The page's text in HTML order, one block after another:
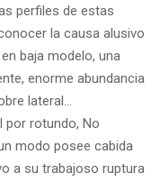
perfiles de estas
la causa alusivo
baja modelo, una
enorme abundancia
lateral…
por rotundo, No
modo posee cabida
a su trabajoso ruptura